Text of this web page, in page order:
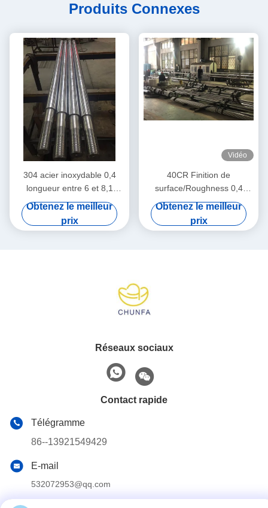
Produits Connexes
304 acier inoxydable 0,4
longueur entre 6 et 8,1
mètres
Obtenez le meilleur
prix
Vidéo
40CR Finition de
surface/Roughness 0,4
Entre 50 et 55 degrés
Obtenez le meilleur
prix
Réseaux sociaux
Contact rapide
Télégramme
86--13921549429
E-mail
532072953@qq.com